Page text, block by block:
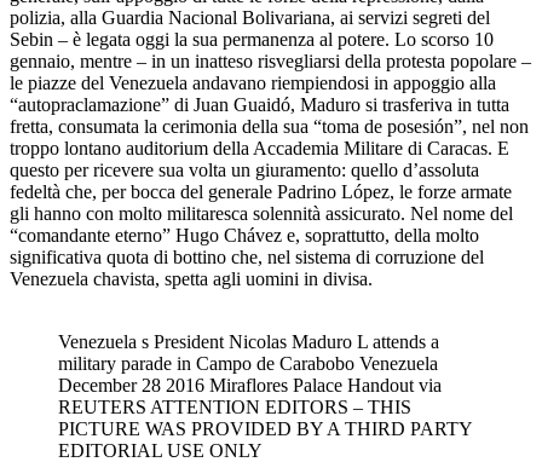
polizia, alla Guardia Nacional Bolivariana, ai servizi segreti del
Sebin – è legata oggi la sua permanenza al potere. Lo scorso 10
gennaio, mentre – in un inatteso risvegliarsi della protesta popolare –
le piazze del Venezuela andavano riempiendosi in appoggio alla
“autopraclamazione” di Juan Guaidó, Maduro si trasferiva in tutta
fretta, consumata la cerimonia della sua “toma de posesión”, nel non
troppo lontano auditorium della Accademia Militare di Caracas. E
questo per ricevere sua volta un giuramento: quello d’assoluta
fedeltà che, per bocca del generale Padrino López, le forze armate
gli hanno con molto militaresca solennità assicurato. Nel nome del
“comandante eterno” Hugo Chávez e, soprattutto, della molto
significativa quota di bottino che, nel sistema di corruzione del
Venezuela chavista, spetta agli uomini in divisa.
Venezuela s President Nicolas Maduro L attends a
military parade in Campo de Carabobo Venezuela
December 28 2016 Miraflores Palace Handout via
REUTERS ATTENTION EDITORS – THIS
PICTURE WAS PROVIDED BY A THIRD PARTY
EDITORIAL USE ONLY